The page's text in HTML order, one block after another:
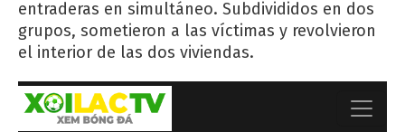
entraderas en simultáneo. Subdivididos en dos
grupos, sometieron a las víctimas y revolvieron
el interior de las dos viviendas.